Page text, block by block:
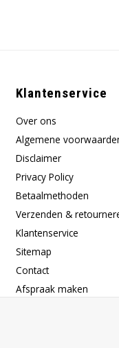
Klantenservice
Over ons
Algemene
Disclaimer
Privacy Policy
Betaalmethoden
Verzenden &
Klantenservice
Sitemap
Contact
Afspraak maken